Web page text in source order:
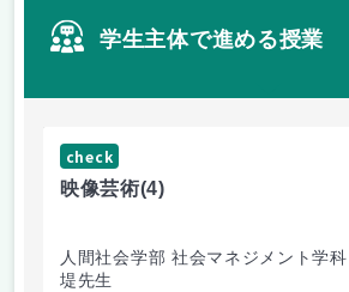
学生主体で進める授業
check
映像芸術(4)
人間社会学部 社会マネジメント学科
堤先生